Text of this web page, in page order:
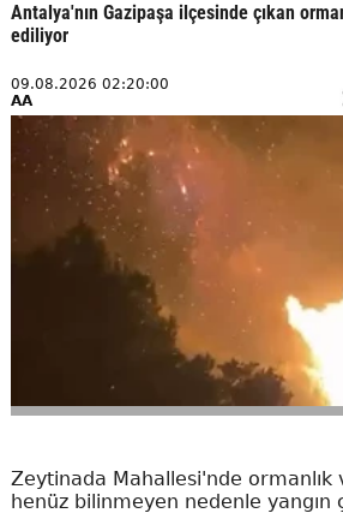
Antalya'nın Gazipaşa ilçesinde çıkan
ediliyor
09.08.2026 02:20:00
AA
Zeytinada Mahallesi'nde ormanlık
henüz bilinmeyen nedenle yangın